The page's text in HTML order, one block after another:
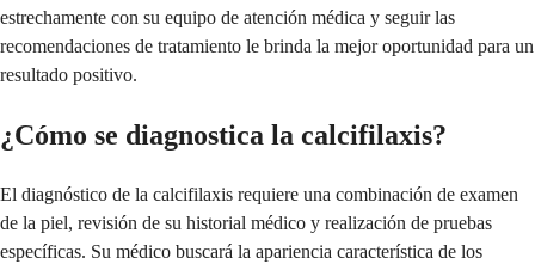
estrechamente con su equipo de atención médica y seguir las
recomendaciones de tratamiento le brinda la mejor oportunidad para un
resultado positivo.
¿Cómo se diagnostica la calcifilaxis?
El diagnóstico de la calcifilaxis requiere una combinación de examen
de la piel, revisión de su historial médico y realización de pruebas
específicas. Su médico buscará la apariencia característica de los